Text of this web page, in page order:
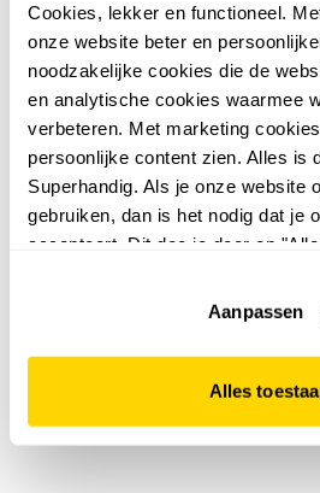
Cookies, lekker en functioneel.
onze website beter en
noodzakelijke cookies die de
en analytische cookies waarmee
verbeteren. Met marketing
persoonlijke content zien. Alles is
Superhandig. Als je onze website
gebruiken, dan is het nodig dat je
accepteert. Dit doe je door op
website niet optimaal functioneert.
Aanpassen
Alles